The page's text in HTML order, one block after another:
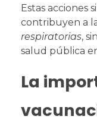
Estas acciones
contribuyen a
respiratorias,
salud pública
La